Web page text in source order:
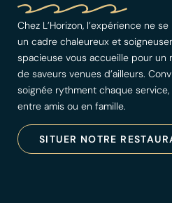
Chez L’Horizon, l’expérience ne
un cadre chaleureux et
spacieuse vous accueille pour un
de saveurs venues d’ailleurs.
soignée rythment chaque
entre amis ou en famille.
SITUER NOTRE